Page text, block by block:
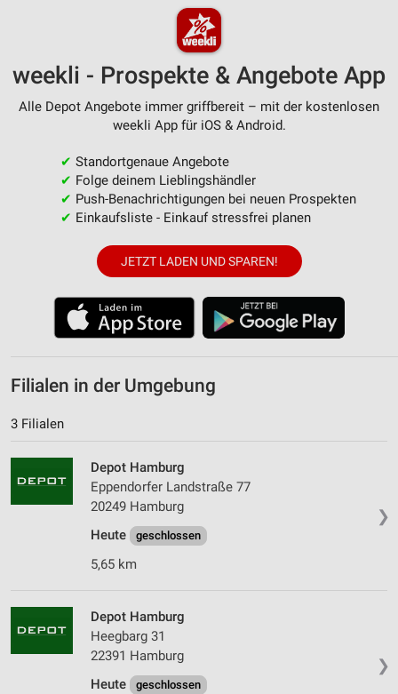
weekli - Prospekte & Angebote App
Alle Depot Angebote immer griffbereit – mit der kostenlosen
weekli App für iOS & Android.
✔ Standortgenaue Angebote
✔ Folge deinem Lieblingshändler
✔ Push-Benachrichtigungen bei neuen Prospekten
✔ Einkaufsliste - Einkauf stressfrei planen
JETZT LADEN UND SPAREN!
Filialen in der Umgebung
3 Filialen
❯
Depot Hamburg
Eppendorfer Landstraße 77
20249 Hamburg
Heute
geschlossen
5,65 km
❯
Depot Hamburg
Heegbarg 31
22391 Hamburg
Heute
geschlossen